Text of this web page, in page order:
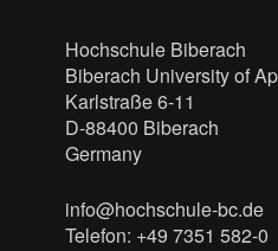
Hochschule Biberach
Biberach University of
Karlstraße 6-11
D-88400 Biberach
Germany
info@hochschule-bc.de
Telefon: +49 7351 582-0